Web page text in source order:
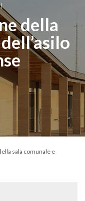
della
sala comunale e